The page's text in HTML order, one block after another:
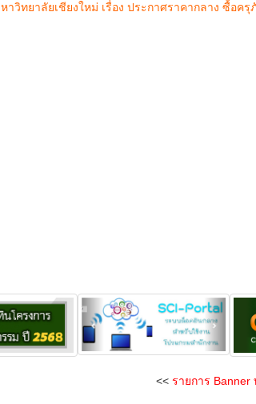
าวิทยาลัยเชียงใหม่ เรื่อง ประกาศราคากลาง ซื้อ
<< รายการ Banner